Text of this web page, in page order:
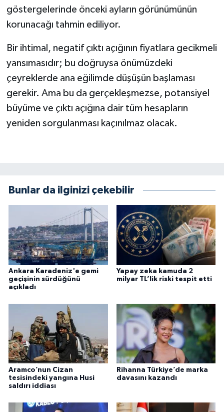
göstergelerinde önceki ayların görünümünün
korunacağı tahmin ediliyor.
Bir ihtimal, negatif çıktı açığının fiyatlara gecikmeli
yansımasıdır; bu doğruysa önümüzdeki
çeyreklerde ana eğilimde düşüşün başlaması
gerekir. Ama bu da gerçekleşmezse, potansiyel
büyüme ve çıktı açığına dair tüm hesapların
yeniden sorgulanması kaçınılmaz olacak.
Bunlar da ilginizi çekebilir
Ankara Karadeniz'e gemi
geçişinin sürdüğünü
açıkladı
Yapay zeka kamuda 2
milyar TL’lik riski tespit etti
Aramco’nun Cizan
tesisindeki yangına Husi
saldırı iddiası
Rihanna Türkiye’de marka
davasını kazandı